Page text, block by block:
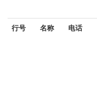
行号 名称 电话